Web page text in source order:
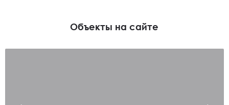
Объекты на сайте